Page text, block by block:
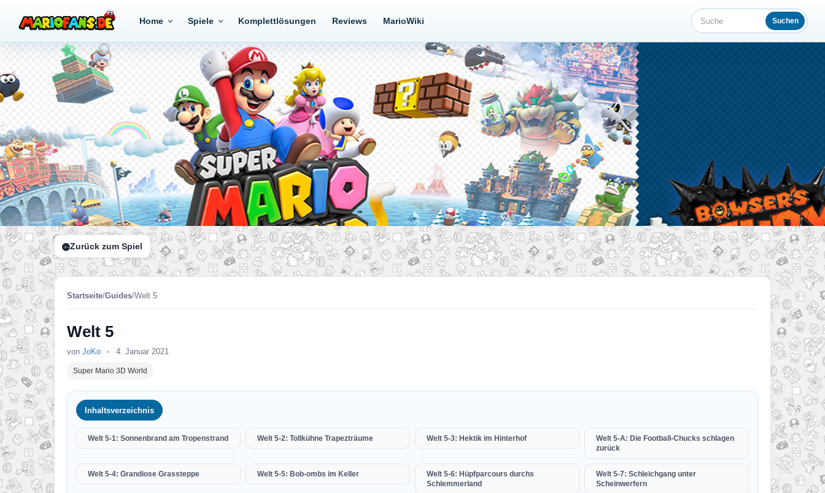
Home Spiele Komplettlösungen Reviews MarioWiki Suche Suchen
Zurück zum Spiel
Startseite/Guides/Welt 5
Welt 5
von JoKo • 4. Januar 2021
Super Mario 3D World
Inhaltsverzeichnis
Welt 5-1: Sonnenbrand am Tropenstrand Welt 5-2: Tollkühne Trapezträume Welt 5-3: Hektik im Hinterhof
Welt 5-A: Die Football-Chucks schlagen
zurück
Welt 5-4: Grandiose Grassteppe Welt 5-5: Bob-ombs im Keller
Welt 5-6: Hüpfparcours durchs
Schlemmerland
Welt 5-7: Schleichgang unter
Scheinwerfern